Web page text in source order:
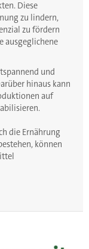
Diese
zu lindern,
zu fördern
ausgeglichene
und
hinaus kann
auf
die Ernährung
können